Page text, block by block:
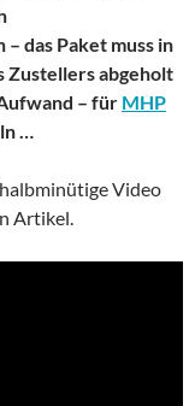
das Paket muss in
Zustellers abgeholt
– für MHP
…
Video
Artikel.